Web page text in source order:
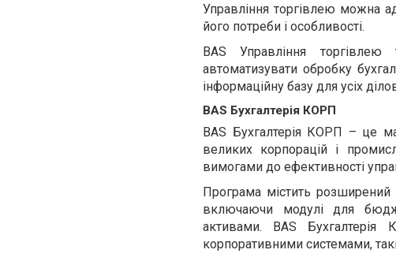
Управління торгівлею можна
його потреби і особливості.
BAS Управління
автоматизувати обробку
інформаційну базу для усіх
BAS Бухгалтерія КОРП
BAS Бухгалтерія КОРП – це
великих корпорацій і
вимогами до ефективності
Програма містить розширений
включаючи модулі для
активами. BAS Бухгалтерія
корпоративними системами,